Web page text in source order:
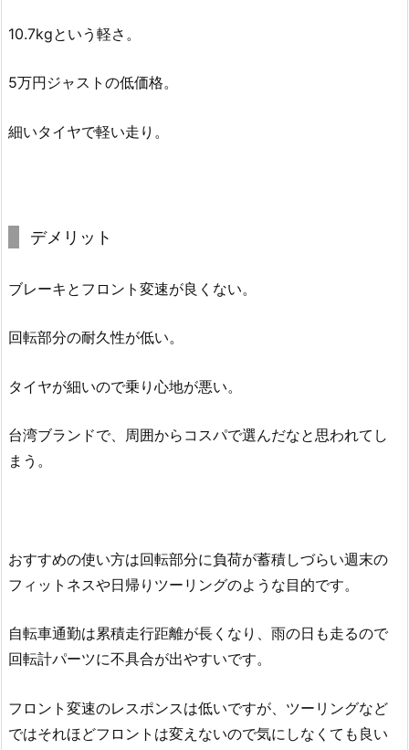
10.7kgという軽さ。
5万円ジャストの低価格。
細いタイヤで軽い走り。
デメリット
ブレーキとフロント変速が良くない。
回転部分の耐久性が低い。
タイヤが細いので乗り心地が悪い。
台湾ブランドで、周囲からコスパで選んだなと思われてし
まう。
おすすめの使い方は回転部分に負荷が蓄積しづらい週末の
フィットネスや日帰りツーリングのような目的です。
自転車通勤は累積走行距離が長くなり、雨の日も走るので
回転計パーツに不具合が出やすいです。
フロント変速のレスポンスは低いですが、ツーリングなど
ではそれほどフロントは変えないので気にしなくても良い